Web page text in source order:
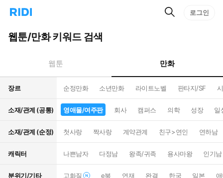
리
홈
으
턴
트
검
로그인
웹툰/만화 키워드 검색
웹툰 만화
장르 순정만화 소년만화 라이트노벨 판타지/SF
소재/관계 (공통) 영애물/여주판 회사 캠퍼스 의학 성장 일
소재/관계 (순정) 첫사랑 짝사랑 계약관계 친구>연인 연하남
캐릭터 나쁜남자 다정남 왕족/귀족 용사마왕 인기남
분위기/기타 고화질 e북 연재 완결 한국 일본